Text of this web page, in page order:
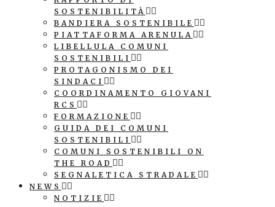
SOSTENIBILITÀ
BANDIERA SOSTENIBILE
PIATTAFORMA ARENULA
LIBELLULA COMUNI
SOSTENIBILI
PROTAGONISMO DEI
SINDACI
COORDINAMENTO GIOVANI
RCS
FORMAZIONE
GUIDA DEI COMUNI
SOSTENIBILI
COMUNI SOSTENIBILI ON
THE ROAD
SEGNALETICA STRADALE
NEWS
NOTIZIE